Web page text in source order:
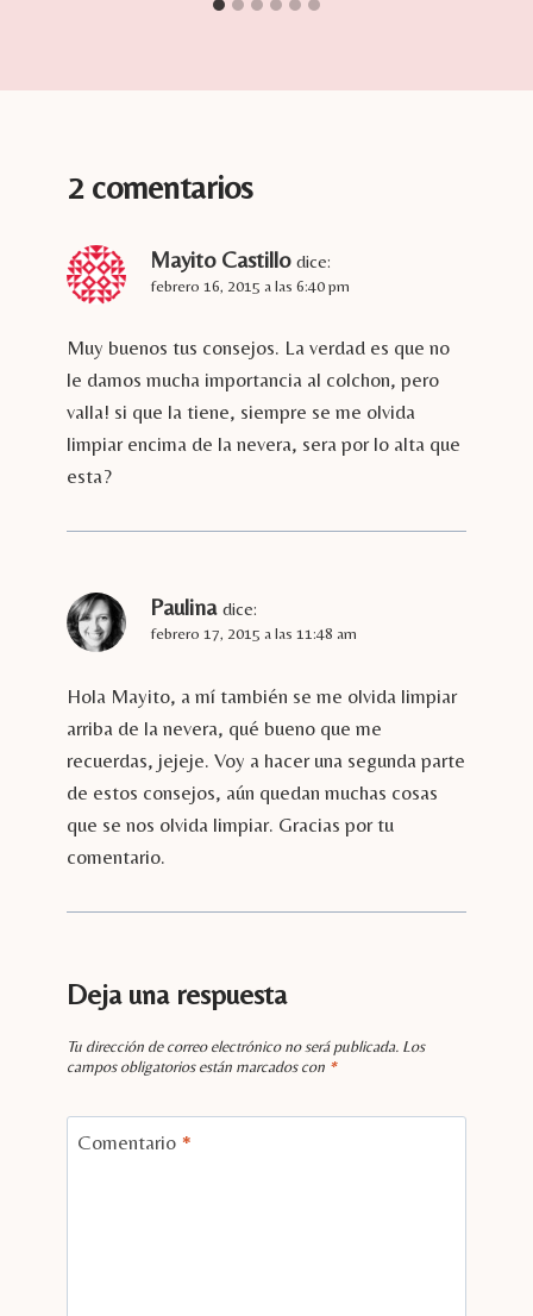
2 comentarios
Mayito Castillo dice:
febrero 16, 2015 a las 6:40 pm
Muy buenos tus consejos. La verdad es que no
le damos mucha importancia al colchon, pero
valla! si que la tiene, siempre se me olvida
limpiar encima de la nevera, sera por lo alta que
esta?
Paulina dice:
febrero 17, 2015 a las 11:48 am
Hola Mayito, a mí también se me olvida limpiar
arriba de la nevera, qué bueno que me
recuerdas, jejeje. Voy a hacer una segunda parte
de estos consejos, aún quedan muchas cosas
que se nos olvida limpiar. Gracias por tu
comentario.
Deja una respuesta
Tu dirección de correo electrónico no será publicada. Los
campos obligatorios están marcados con *
Comentario *